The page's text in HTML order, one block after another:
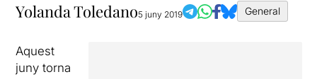
Yolanda Toledano5 juny 2019 General
Aquest
juny torna